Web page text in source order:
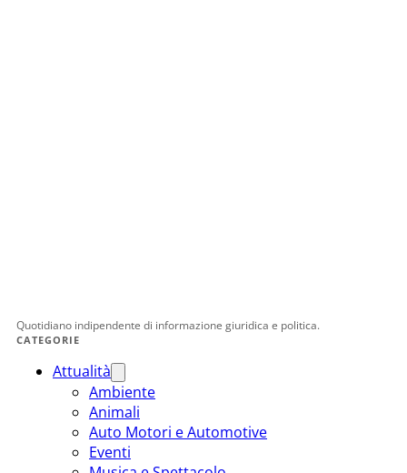
Quotidiano indipendente di informazione giuridica e politica.
CATEGORIE
Attualità
Ambiente
Animali
Auto Motori e Automotive
Eventi